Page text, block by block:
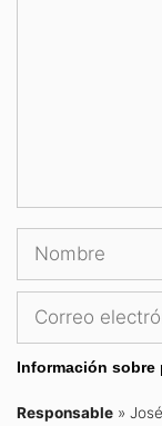
Nombre
Correo
Información
Responsable »